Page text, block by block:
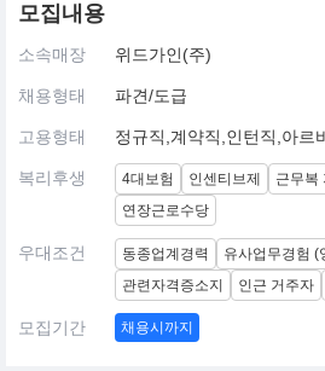
모집내용
소속매장 위드가인(주)
채용형태 파견/도급
고용형태 정규직,계약직,인턴직,아르
복리후생 4대보험 인센티브제 근무복
연장근로수당
우대조건 동종업계경력
유사업무경험 (
관련자격증소지
인근 거주자
모집기간 채용시까지